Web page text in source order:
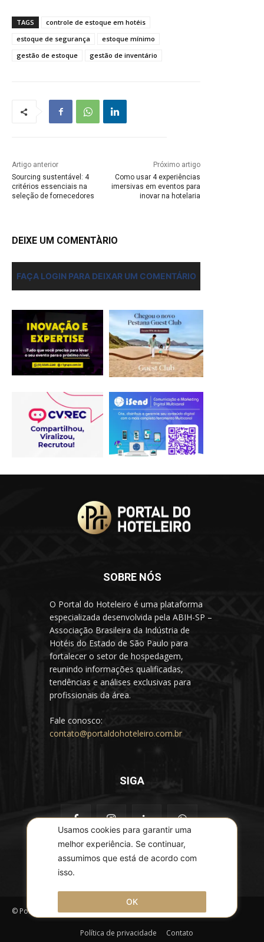
Usamos cookies para garantir uma
melhor experiência. Se continuar,
assumimos que está de acordo com
isso.
OK
TAGS
controle de estoque em hotéis
estoque de segurança
estoque mínimo
gestão de estoque
gestão de inventário
Artigo anterior
Sourcing sustentável: 4
critérios essenciais na
seleção de fornecedores
Próximo artigo
Como usar 4 experiências
imersivas em eventos para
inovar na hotelaria
DEIXE UM COMENTÀRIO
FAÇA LOGIN PARA DEIXAR UM COMENTÁRIO
SOBRE NÓS
O Portal do Hoteleiro é uma plataforma
especializada desenvolvida pela ABIH-SP –
Associação Brasileira da Indústria de
Hotéis do Estado de São Paulo para
fortalecer o setor de hospedagem,
reunindo informações qualificadas,
tendências e análises exclusivas para
profissionais da área.
Fale conosco:
contato@portaldohoteleiro.com.br
SIGA
© Portal do Hoteleiro - Todos os direitos reservados
Política de privacidade Contato